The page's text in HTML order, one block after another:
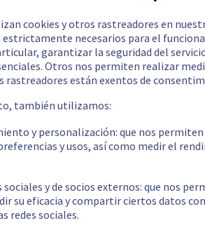
cookies y otros rastreadores en
necesarios para el
garantizar la seguridad del
Otros nos permiten realizar
rastreadores están exentos de
también utilizamos:
y personalización: que nos
y usos, así como medir el
sociales y de socios externos: que nos
su eficacia y compartir ciertos datos
redes sociales.